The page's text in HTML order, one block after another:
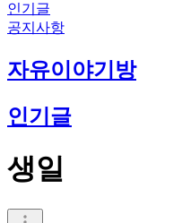
인기글
공지사항
자유이야기방
인기글
생일